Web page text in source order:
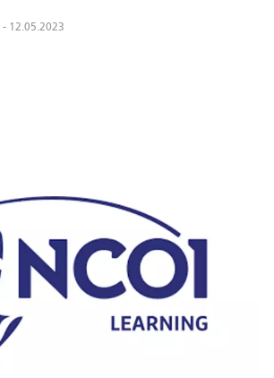
- 12.05.2023